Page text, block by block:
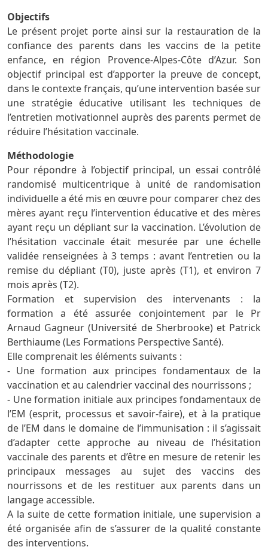
Objectifs
Le présent projet porte ainsi sur la restauration de la
confiance des parents dans les vaccins de la petite
enfance, en région Provence-Alpes-Côte d’Azur. Son
objectif principal est d’apporter la preuve de concept,
dans le contexte français, qu’une intervention basée sur
une stratégie éducative utilisant les techniques de
l’entretien motivationnel auprès des parents permet de
réduire l’hésitation vaccinale.
Méthodologie
Pour répondre à l’objectif principal, un essai contrôlé
randomisé multicentrique à unité de randomisation
individuelle a été mis en œuvre pour comparer chez des
mères ayant reçu l’intervention éducative et des mères
ayant reçu un dépliant sur la vaccination. L’évolution de
l’hésitation vaccinale était mesurée par une échelle
validée renseignées à 3 temps : avant l’entretien ou la
remise du dépliant (T0), juste après (T1), et environ 7
mois après (T2).
Formation et supervision des intervenants : la
formation a été assurée conjointement par le Pr
Arnaud Gagneur (Université de Sherbrooke) et Patrick
Berthiaume (Les Formations Perspective Santé).
Elle comprenait les éléments suivants :
- Une formation aux principes fondamentaux de la
vaccination et au calendrier vaccinal des nourrissons ;
- Une formation initiale aux principes fondamentaux de
l’EM (esprit, processus et savoir-faire), et à la pratique
de l’EM dans le domaine de l’immunisation : il s’agissait
d’adapter cette approche au niveau de l’hésitation
vaccinale des parents et d’être en mesure de retenir les
principaux messages au sujet des vaccins des
nourrissons et de les restituer aux parents dans un
langage accessible.
A la suite de cette formation initiale, une supervision a
été organisée afin de s’assurer de la qualité constante
des interventions.